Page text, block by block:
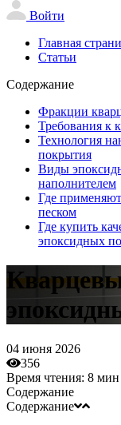
Войти
Главная
Статьи
Содержание
Фракции
Требования к
Технология
покрытия
Виды
наполнителем
Где
песком
Где купить
эпоксидных
04 июня 2026
356
Время чтения: 8 мин
Содержание
Содержание